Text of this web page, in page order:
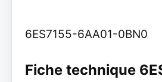
6ES7155-6AA01-0BN0
Fiche technique